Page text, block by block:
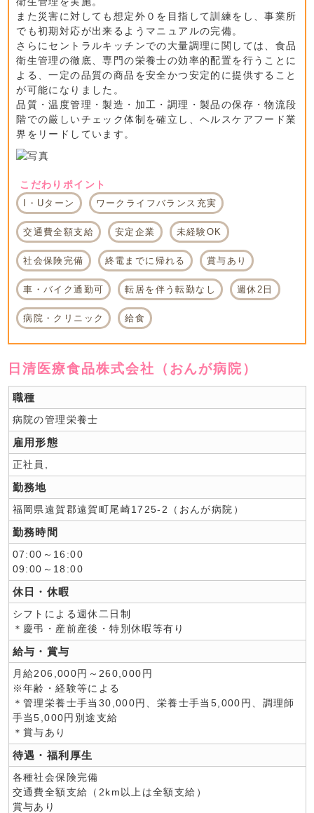
また災害に対しても想定外０を目指して訓練をし、事業所
でも初期対応が出来るようマニュアルの完備。
さらにセントラルキッチンでの大量調理に関しては、食品
衛生管理の徹底、専門の栄養士の効率的配置を行うことに
よる、一定の品質の商品を安全かつ安定的に提供すること
が可能になりました。
品質・温度管理・製造・加工・調理・製品の保存・物流段
階での厳しいチェック体制を確立し、ヘルスケアフード業
界をリードしています。
こだわりポイント
I・Uターン ワークライフバランス充実
交通費全額支給 安定企業 未経験OK
社会保険完備 終電までに帰れる 賞与あり
車・バイク通勤可 転居を伴う転勤なし 週休2日
病院・クリニック 給食
日清医療食品株式会社（おんが病院）
職種
病院の管理栄養士
雇用形態
正社員,
勤務地
福岡県遠賀郡遠賀町尾崎1725-2（おんが病院）
勤務時間
07:00～16:00
09:00～18:00
休日・休暇
シフトによる週休二日制
＊慶弔・産前産後・特別休暇等有り
給与・賞与
月給206,000円～260,000円
※年齢・経験等による
＊管理栄養士手当30,000円、栄養士手当5,000円、調理師
手当5,000円別途支給
＊賞与あり
待遇・福利厚生
各種社会保険完備
交通費全額支給（2km以上は全額支給）
賞与あり